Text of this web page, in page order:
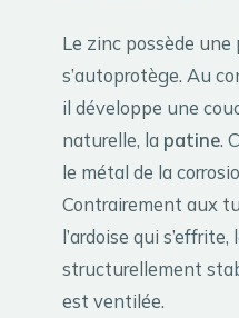
Le zinc possède
s’autoprotège. Au
il développe une
naturelle, la patine.
le métal de la
Contrairement aux
l’ardoise qui
structurellement
est ventilée.